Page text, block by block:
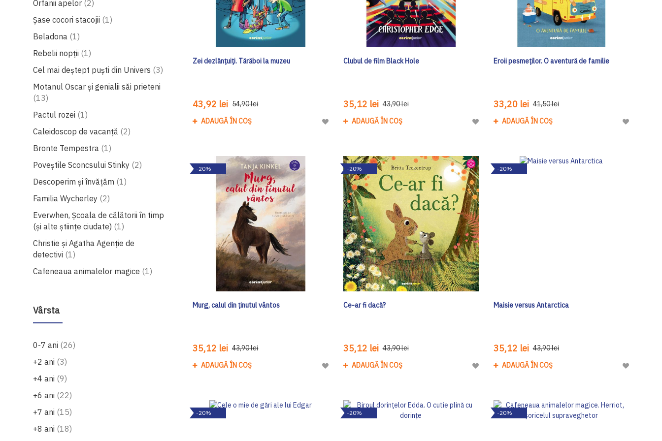
Orfanii apelor 2produse
Șase cocori stacojii 1produs
Beladona 1produs
Rebelii nopţii 1produs
Cel mai deștept puști din Univers 3produse
Motanul Oscar și genialii săi prieteni
13produse
Pactul rozei 1produs
Caleidoscop de vacanţă 2produse
Bronte Tempestra 1produs
Poveștile Sconcsului Stinky 2produse
Descoperim și învățăm 1produs
Familia Wycherley 2produse
Everwhen, Școala de călătorii în timp
(și alte științe ciudate) 1produs
Christie și Agatha Agenție de
detectivi 1produs
Cafeneaua animalelor magice 1produs
Vârsta
0-7 ani 26produse
+2 ani 3produse
+4 ani 9produse
+6 ani 22produse
+7 ani 15produse
+8 ani 18produse
Zei dezlănțuiți. Tărăboi la muzeu
43,92 lei 54,90 lei
ADAUGĂ ÎN COȘ
Adaugă
Dorinte
Clubul de film Black Hole
35,12 lei 43,90 lei
ADAUGĂ ÎN COȘ
Adaugă
de
Dorinte
Eroii pesmeților. O aventură de familie
33,20 lei 41,50 lei
ADAUGĂ ÎN COȘ
Adaugă
-20%
Murg, calul din ținutul vântos
35,12 lei 43,90 lei
ADAUGĂ ÎN COȘ
Adaugă
Dorinte
-20%
Ce-ar fi dacă?
35,12 lei 43,90 lei
ADAUGĂ ÎN COȘ
Adaugă
de
Dorinte
-20%
Maisie versus Antarctica
35,12 lei 43,90 lei
ADAUGĂ ÎN COȘ
Adaugă
de
-20% -20% -20%